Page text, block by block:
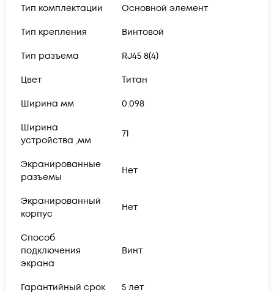
Тип комплектации Основной элемент
Тип крепления Винтовой
Тип разъема RJ45 8(4)
Цвет Титан
Ширина мм 0.098
Ширина
устройства ,мм
71
Экранированные
разъемы
Нет
Экранированный
корпус
Нет
Способ
подключения
экрана
Винт
Гарантийный срок 5 лет